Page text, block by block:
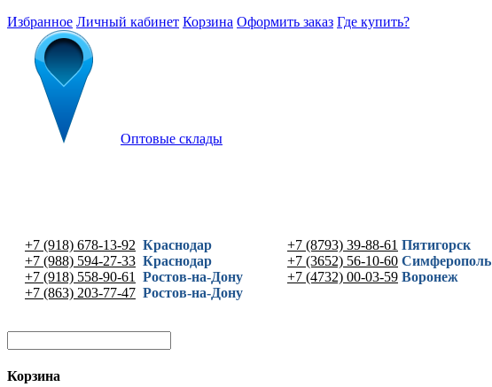
Избранное Личный кабинет Корзина Оформить заказ Где купить?
Оптовые склады
+7 (918) 678-13-92 Краснодар
+7 (988) 594-27-33 Краснодар
+7 (918) 558-90-61
Ростов-на-Дону
+7 (863) 203-77-47 Ростов-на-Дону
+7 (8793) 39-88-61 Пятигорск
+7 (3652) 56-10-60 Симферополь
+7 (4732) 00-03-59 Воронеж
Корзина